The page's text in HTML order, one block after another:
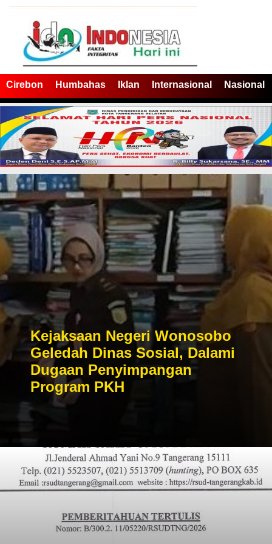
Cirebon Humbahas Iklan Internasional Nasional
Kejaksaan Negeri Wonosobo
Geledah Dinas Sosial, Dalami
Dugaan Penyimpangan
Program PKH